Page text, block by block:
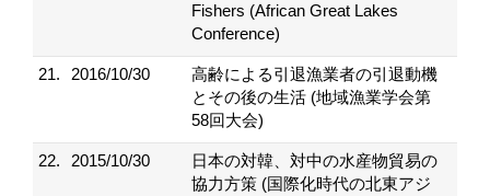
Fishers (African Great Lakes
Conference)
21. 2016/10/30
高齢による引退漁業者の引退動機
とその後の生活 (地域漁業学会第
58回大会)
22. 2015/10/30
日本の対韓、対中の水産物貿易の
協力方策 (国際化時代の北東アジ